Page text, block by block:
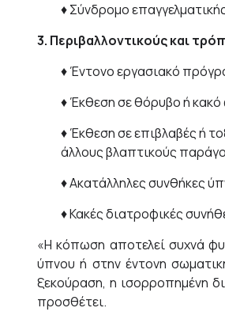
♦ Σύνδρομο
3. Περιβαλλοντικούς και
♦ Έντονο εργασιακό
♦ Έκθεση σε θόρυβο ή
♦ Έκθεση σε επιβλαβές ή
άλλους βλαπτικούς
♦ Ακατάλληλες συνθήκες
♦ Κακές διατροφικές
«Η κόπωση αποτελεί συχνά
ύπνου ή στην έντονη
ξεκούραση, η ισορροπημένη
προσθέτει.